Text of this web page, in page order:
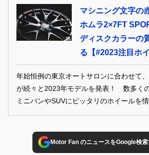
メイク、今年狙狙うべき1本を見つけ出そ
マシニング文字の
ホムラ2×7FT
ディスクカラーの
る【#2023注目ホ
年始恒例の東京オートサロンに合わせて
が続々と2023年モデルを発表！ 数多く
ミニバンやSUVにピッタリのホイールを
ドカラーで愛車を飾るのも一手。カスタ
メイク、今年狙狙うべき1本を見つけ出そ
Motor Fan のニュースをGoogle検